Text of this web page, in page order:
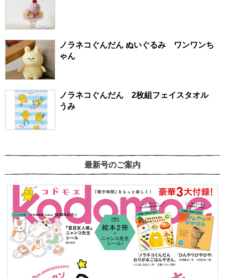
ノラネコぐんだん ぬいぐるみ ワンワンち
ゃん
ノラネコぐんだん 2枚組フェイスタオル
うみ
最新号のご案内